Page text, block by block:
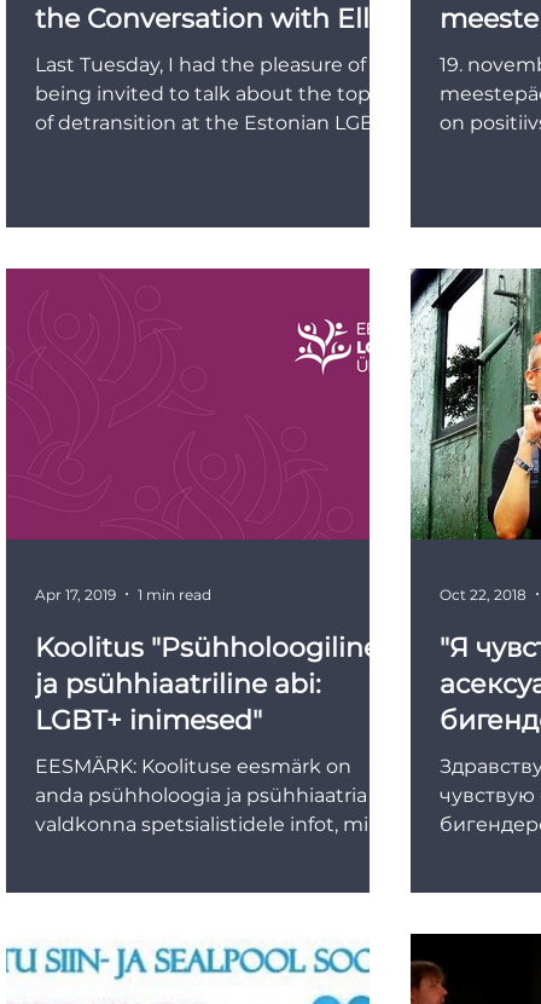
the Conversation with Ellie
Last Tuesday, I had the pleasure of
being invited to talk about the topic
of detransition at the Estonian LGBT
19.
on
Koolitus "Psühholoogiline
ja psühhiaatriline abi:
LGBT+ inimesed"
EESMÄRK: Koolituse eesmärk on
anda psühholoogia ja psühhiaatria
valdkonna spetsialistidele infot, mille
Apr 17, 2019 1 min read
"Я
чувствую
Oct 22, 2018